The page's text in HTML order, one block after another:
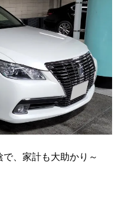
で、家計も大助かり～